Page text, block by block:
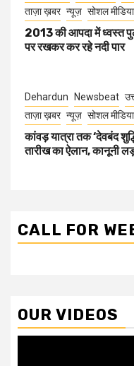
ताज़ा ख़बर न्यूज़ सोशल
2013 की आपदा में ध्वस्त
पर रखकर कर रहे नदी पार
Dehardun Newsbeat
ताज़ा ख़बर न्यूज़ सोशल
कांवड़ यात्रा तक ‘देवबंद
तारीख का ऐलान, कानूनी
CALL FOR
OUR VIDEOS